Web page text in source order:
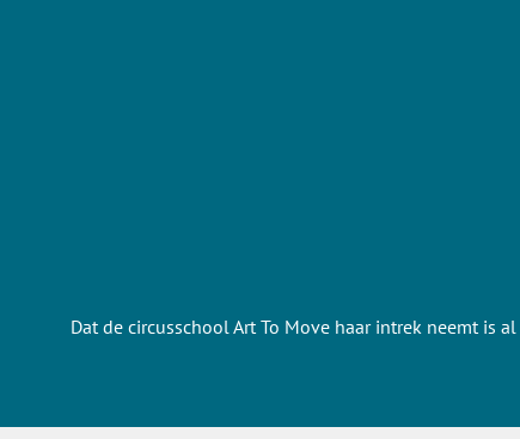
Dat de circusschool Art To Move haar intrek neemt is